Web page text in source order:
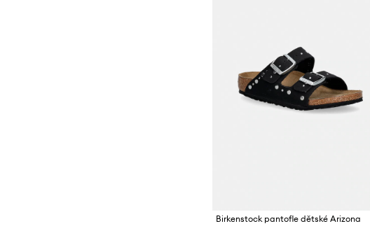
Birkenstock pantofle dětské Arizona